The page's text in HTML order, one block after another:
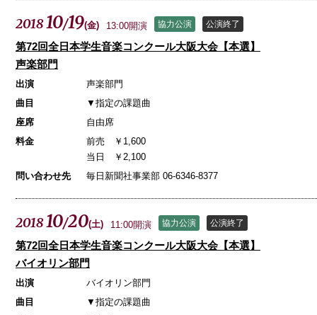
201810/19(金) 13:00開演 協力公演 公演終了
第72回全日本学生音楽コンクール大阪大会【本選】
声楽部門
出演
声楽部門
曲目
▼指定の課題曲
座席
自由席
料金
前売 ￥1,600
当日 ￥2,100
問い合わせ先
毎日新聞社事業部 06-6346-8377
201810/20(土) 11:00開演 協力公演 公演終了
第72回全日本学生音楽コンクール大阪大会【本選】
バイオリン部門
出演
バイオリン部門
曲目
▼指定の課題曲